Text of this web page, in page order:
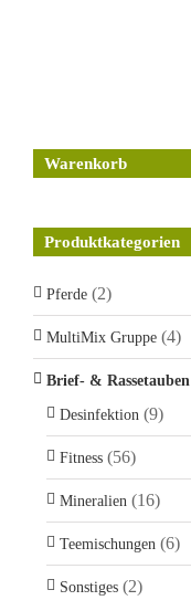
Warenkorb
Produktkategorien
Pferde (2)
MultiMix Gruppe (4)
Brief- & Rassetauben
Desinfektion (9)
Fitness (56)
Mineralien (16)
Teemischungen (6)
Sonstiges (2)